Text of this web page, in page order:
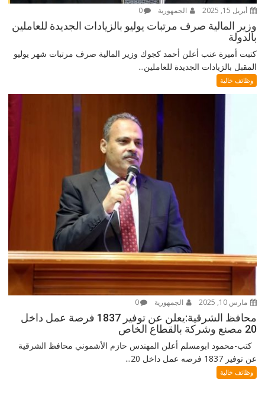
أبريل 15, 2025 الجمهورية 0
وزير المالية صرف مرتبات يوليو بالزيادات الجديدة للعاملين
بالدولة
كتبت أميرة عنب أعلن أحمد كجوك وزير المالية صرف مرتبات شهر يوليو
المقبل بالزيادات الجديدة للعاملين...
وظائف خالية
مارس 10, 2025 الجمهورية 0
محافظ الشرقية:يعلن عن توفير 1837 فرصة عمل داخل
20 مصنع وشركة بالقطاع الخاص
كتب-محمود ابومسلم أعلن المهندس حازم الأشموني محافظ الشرقية
عن توفير 1837 فرصه عمل داخل 20...
وظائف خالية